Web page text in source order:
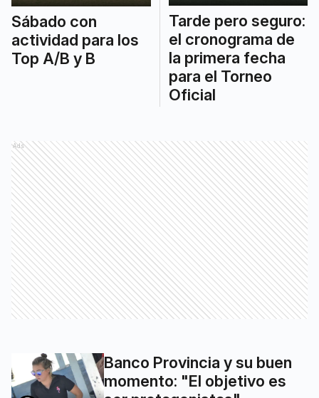
Sábado con
actividad para los
Top A/B y B
Tarde pero seguro:
el cronograma de
la primera fecha
para el Torneo
Oficial
Ads
Banco Provincia y su buen
momento: "El objetivo es